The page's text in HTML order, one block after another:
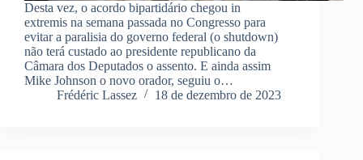
Desta vez, o acordo bipartidário chegou in
extremis na semana passada no Congresso para
evitar a paralisia do governo federal (o shutdown)
não terá custado ao presidente republicano da
Câmara dos Deputados o assento. E ainda assim
Mike Johnson o novo orador, seguiu o…
Frédéric Lassez
18 de dezembro de 2023